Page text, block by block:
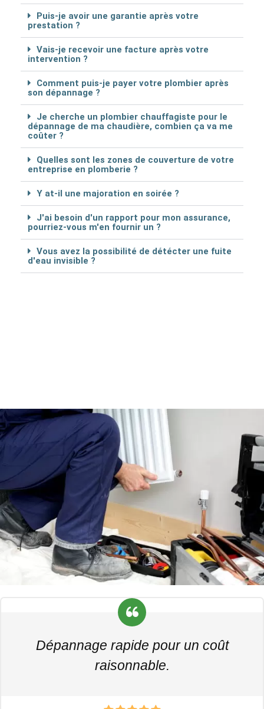
Puis-je avoir une garantie après votre
prestation ?
Vais-je recevoir une facture après votre
intervention ?
Comment puis-je payer votre plombier après
son dépannage ?
Je cherche un plombier chauffagiste pour le
dépannage de ma chaudière, combien ça va me
coûter ?
Quelles sont les zones de couverture de votre
entreprise en plomberie ?
Y at-il une majoration en soirée ?
J'ai besoin d'un rapport pour mon assurance,
pourriez-vous m'en fournir un ?
Vous avez la possibilité de détécter une fuite
d'eau invisible ?
Dépannage rapide pour un coût
raisonnable.